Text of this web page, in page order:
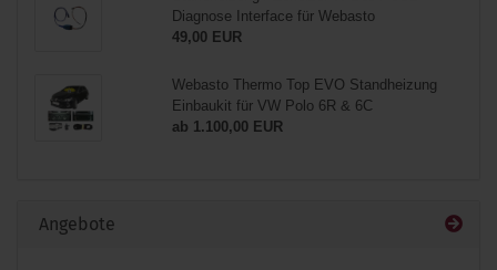
Diagnose Interface für Webasto
49,00 EUR
Webasto Thermo Top EVO Standheizung
Einbaukit für VW Polo 6R & 6C
ab 1.100,00 EUR
Angebote